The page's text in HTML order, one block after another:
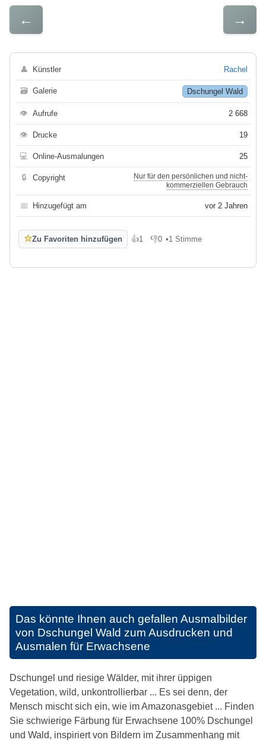
← →
👤 Künstler Rachel
🗃 Galerie Dschungel Wald
👁 Aufrufe 2 668
👁 Drucke 19
💻 Online-Ausmalungen 25
🔒 Copyright
Nur für den persönlichen und nicht-
kommerziellen Gebrauch
📅 Hinzugefügt am vor 2 Jahren
☆Zu Favoriten hinzufügen 👍1
Gefällt mir
👎0
Gefällt mir nicht
•1 Stimme
Das könnte Ihnen auch gefallen Ausmalbilder
von Dschungel Wald zum Ausdrucken und
Ausmalen für Erwachsene
Dschungel und riesige Wälder, mit ihrer üppigen
Vegetation, wild, unkontrollierbar ... Es sei denn, der
Mensch mischt sich ein, wie im Amazonasgebiet ... Finden
Sie schwierige Färbung für Erwachsene 100% Dschungel
und Wald, inspiriert von Bildern im Zusammenhang mit